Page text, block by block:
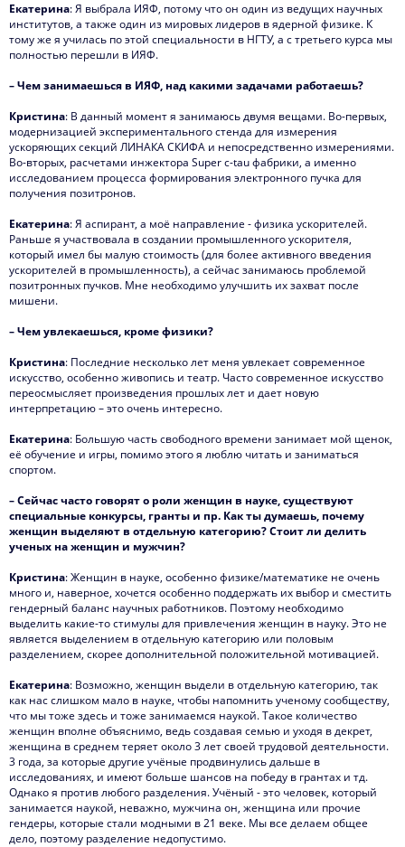
Екатерина: Я выбрала ИЯФ, потому что он один из ведущих научных
институтов, а также один из мировых лидеров в ядерной физике. К
тому же я училась по этой специальности в НГТУ, а с третьего курса мы
полностью перешли в ИЯФ.
– Чем занимаешься в ИЯФ, над какими задачами работаешь?
Кристина: В данный момент я занимаюсь двумя вещами. Во-первых,
модернизацией экспериментального стенда для измерения
ускоряющих секций ЛИНАКА СКИФА и непосредственно измерениями.
Во-вторых, расчетами инжектора Super c-tau фабрики, а именно
исследованием процесса формирования электронного пучка для
получения позитронов.
Екатерина: Я аспирант, а моё направление - физика ускорителей.
Раньше я участвовала в создании промышленного ускорителя,
который имел бы малую стоимость (для более активного введения
ускорителей в промышленность), а сейчас занимаюсь проблемой
позитронных пучков. Мне необходимо улучшить их захват после
мишени.
– Чем увлекаешься, кроме физики?
Кристина: Последние несколько лет меня увлекает современное
искусство, особенно живопись и театр. Часто современное искусство
переосмысляет произведения прошлых лет и дает новую
интерпретацию – это очень интересно.
Екатерина: Большую часть свободного времени занимает мой щенок,
её обучение и игры, помимо этого я люблю читать и заниматься
спортом.
– Сейчас часто говорят о роли женщин в науке, существуют
специальные конкурсы, гранты и пр. Как ты думаешь, почему
женщин выделяют в отдельную категорию? Стоит ли делить
ученых на женщин и мужчин?
Кристина: Женщин в науке, особенно физике/математике не очень
много и, наверное, хочется особенно поддержать их выбор и сместить
гендерный баланс научных работников. Поэтому необходимо
выделить какие-то стимулы для привлечения женщин в науку. Это не
является выделением в отдельную категорию или половым
разделением, скорее дополнительной положительной мотивацией.
Екатерина: Возможно, женщин выдели в отдельную категорию, так
как нас слишком мало в науке, чтобы напомнить ученому сообществу,
что мы тоже здесь и тоже занимаемся наукой. Такое количество
женщин вполне объяснимо, ведь создавая семью и уходя в декрет,
женщина в среднем теряет около 3 лет своей трудовой деятельности.
3 года, за которые другие учёные продвинулись дальше в
исследованиях, и имеют больше шансов на победу в грантах и тд.
Однако я против любого разделения. Учёный - это человек, который
занимается наукой, неважно, мужчина он, женщина или прочие
гендеры, которые стали модными в 21 веке. Мы все делаем общее
дело, поэтому разделение недопустимо.